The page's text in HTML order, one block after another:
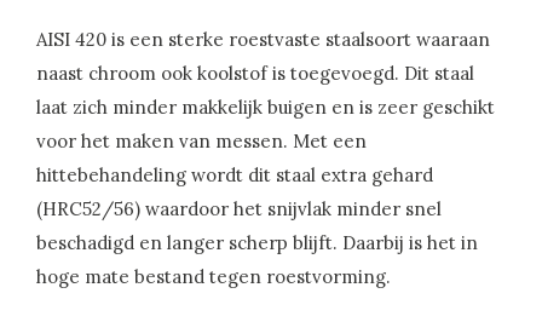
AISI 420 is een sterke roestvaste staalsoort waaraan
naast chroom ook koolstof is toegevoegd. Dit staal
laat zich minder makkelijk buigen en is zeer geschikt
voor het maken van messen. Met een
hittebehandeling wordt dit staal extra gehard
(HRC52/56) waardoor het snijvlak minder snel
beschadigd en langer scherp blijft. Daarbij is het in
hoge mate bestand tegen roestvorming.